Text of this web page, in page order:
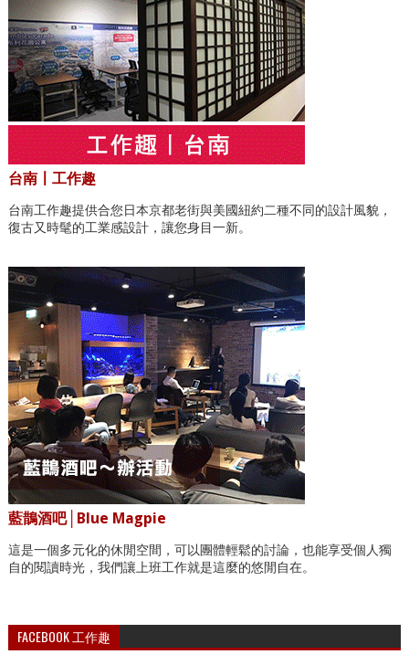
台南〡工作趣
台南工作趣提供合您日本京都老街與美國紐約二種不同的設計風貌，
復古又時髦的工業感設計，讓您身目一新。
藍鵲酒吧│Blue Magpie
這是一個多元化的休閒空間，可以團體輕鬆的討論，也能享受個人獨
自的閱讀時光，我們讓上班工作就是這麼的悠閒自在。
FACEBOOK 工作趣